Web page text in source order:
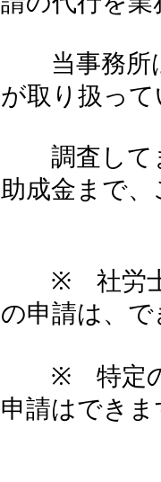
当事務所は
が取り扱っ
調査してま
助成金まで
※ 社労士資
の申請は、
※ 特定の資
申請はできま